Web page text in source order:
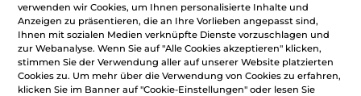
Korrigierende
Schönheits-Creme Tag
Tiegel 50 ml
verwenden wir Cookies, um Ihnen personalisierte Inhalte und
Anzeigen zu präsentieren, die an Ihre Vorlieben angepasst sind,
Ihnen mit sozialen Medien verknüpfte Dienste vorzuschlagen und
zur Webanalyse. Wenn Sie auf "Alle Cookies akzeptieren" klicken,
stimmen Sie der Verwendung aller auf unserer Website platzierten
Cookies zu. Um mehr über die Verwendung von Cookies zu erfahren,
klicken Sie im Banner auf "Cookie-Einstellungen" oder lesen Sie